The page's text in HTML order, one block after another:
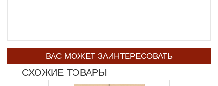
ВАС МОЖЕТ ЗАИНТЕРЕСОВАТЬ
СХОЖИЕ ТОВАРЫ